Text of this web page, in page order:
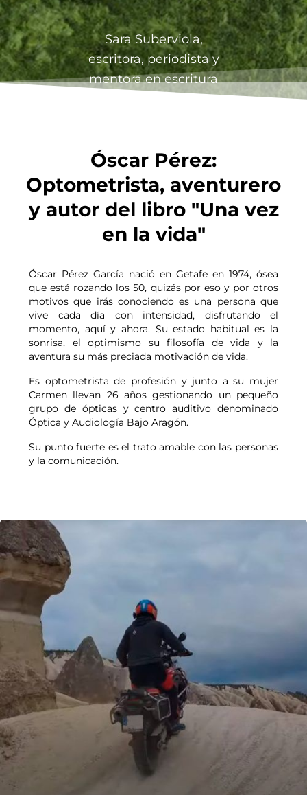
Sara Suberviola,
escritora, periodista y
mentora en escritura
Óscar Pérez:
Optometrista, aventurero
y autor del libro "Una vez
en la vida"
Óscar Pérez García nació en Getafe en 1974, ósea
que está rozando los 50, quizás por eso y por otros
motivos que irás conociendo es una persona que
vive cada día con intensidad, disfrutando el
momento, aquí y ahora. Su estado habitual es la
sonrisa, el optimismo su filosofía de vida y la
aventura su más preciada motivación de vida.
Es optometrista de profesión y junto a su mujer
Carmen llevan 26 años gestionando un pequeño
grupo de ópticas y centro auditivo denominado
Óptica y Audiología Bajo Aragón.
Su punto fuerte es el trato amable con las personas
y la comunicación.